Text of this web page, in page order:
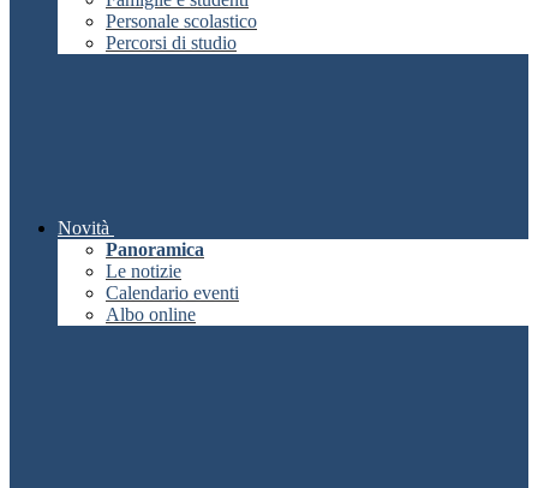
Personale scolastico
Percorsi di studio
Novità
Panoramica
Le notizie
Calendario eventi
Albo online